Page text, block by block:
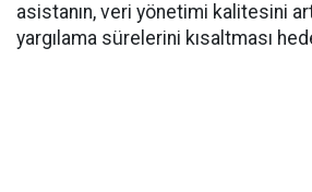
asistanın, veri yönetimi kalitesini
yargılama sürelerini kısaltması